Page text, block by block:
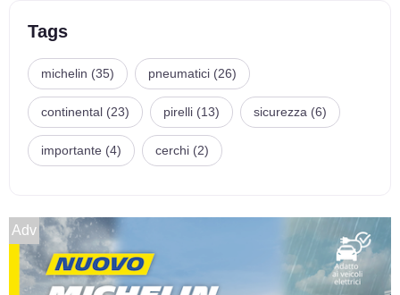
Tags
michelin (35) pneumatici (26)
continental (23) pirelli (13) sicurezza (6)
importante (4) cerchi (2)
Adv